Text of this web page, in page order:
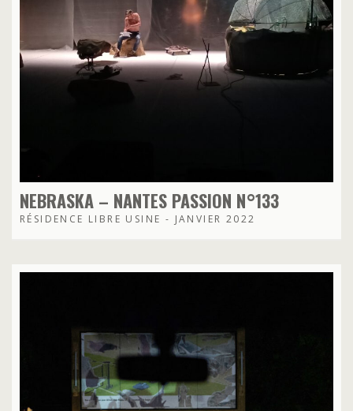
NEBRASKA – NANTES PASSION N°133
RÉSIDENCE LIBRE USINE - JANVIER 2022